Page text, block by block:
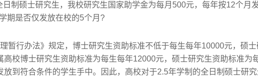
制硕士研究生，我校研究生国家助学金为每月500元，每年按12个月
期是否仅发放在校的5个月?
行办法》规定，博士研究生资助标准不低于每生每年10000元，硕士
校博士研究生资助标准为每生每年12000元，硕士研究生资助标准为
到符合条件的学生手中。因此，高校对于2.5年学制的全日制硕士研